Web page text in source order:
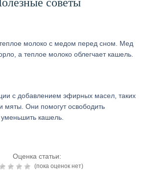
молоко с медом перед сном. Мед
а теплое молоко облегчает кашель.
с добавлением эфирных масел, таких
мяты. Они помогут освободить
кашель.
Оценка статьи:
(пока оценок нет)